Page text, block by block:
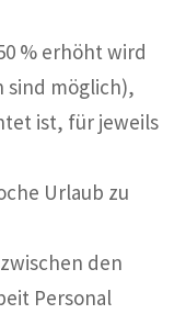
% erhöht wird
sind möglich),
ist, für jeweils
Urlaub zu
den
Personal